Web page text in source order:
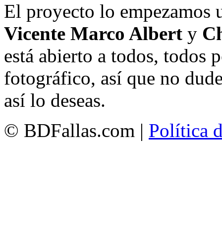
El proyecto lo empezamos
Vicente Marco Albert y
está abierto a todos, todos
fotográfico, así que no
así lo deseas.
© BDFallas.com | Política